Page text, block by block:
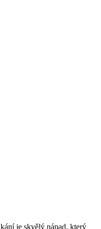
je skvělý nápad, který